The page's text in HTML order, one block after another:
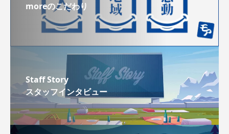
moreのこだわり
Staff Story
スタッフインタビュー